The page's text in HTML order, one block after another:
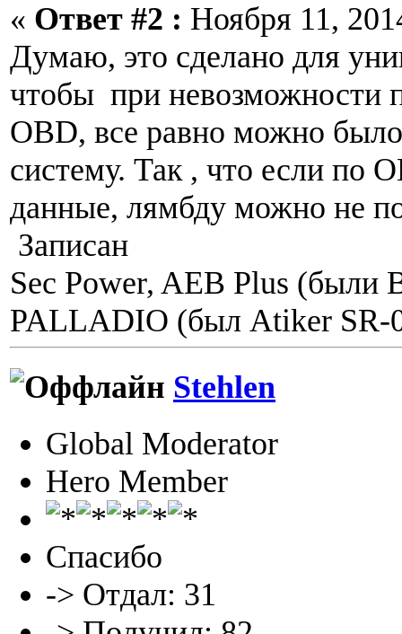
« Ответ #2 : Ноября 11,
Думаю, это сделано для
чтобы при невозможности
OBD, все равно можно было
систему. Так , что если по
данные, лямбду можно не
Записан
Sec Power, AEB Plus (были
PALLADIO (был Atiker SR-
Stehlen
Global Moderator
Hero Member
Спасибо
-> Отдал: 31